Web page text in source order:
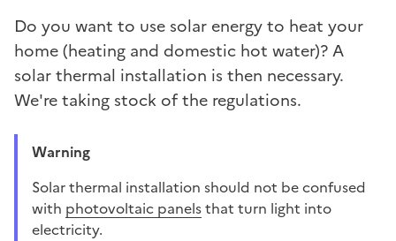
Do you want to use solar energy to heat your
home (heating and domestic hot water)? A
solar thermal installation is then necessary.
We're taking stock of the regulations.
Warning
Solar thermal installation should not be confused
with photovoltaic panelsthat turn light into
electricity.